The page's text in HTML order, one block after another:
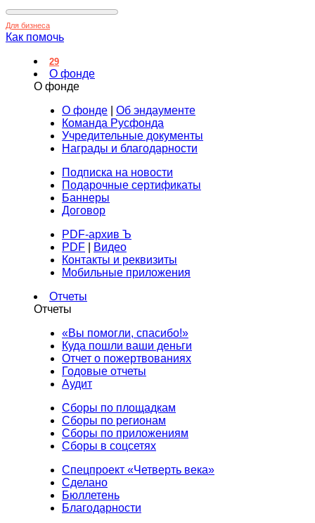
Для бизнеса
Как помочь
29
О фонде
О фонде
О фонде
Об эндаументе
Команда Русфонда
Учредительные документы
Награды и благодарности
Подписка на новости
Подарочные сертификаты
Баннеры
Договор
PDF-архив Ъ
PDF
Видео
Контакты и реквизиты
Мобильные приложения
Отчеты
Отчеты
«Вы помогли, спасибо!»
Куда пошли ваши деньги
Отчет о пожертвованиях
Годовые отчеты
Аудит
Сборы по площадкам
Сборы по регионам
Сборы по приложениям
Сборы в соцсетях
Спецпроект «Четверть века»
Сделано
Бюллетень
Благодарности